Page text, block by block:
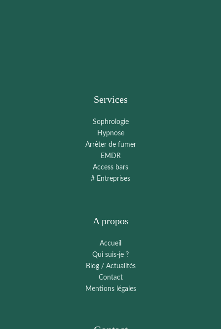
Services
Sophrologie
Hypnose
Arrêter de fumer
EMDR
Access bars
# Entreprises
A propos
Accueil
Qui suis-je ?
Blog / Actualités
Contact
Mentions légales